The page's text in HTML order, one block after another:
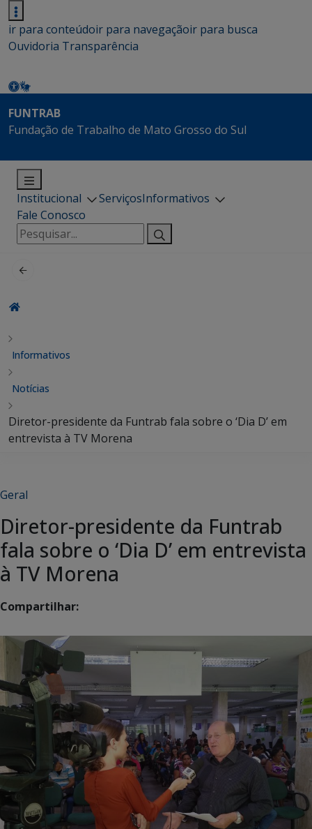
ir para conteúdoir para navegaçãoir para busca
Ouvidoria Transparência
FUNTRAB
Fundação de Trabalho de Mato Grosso do Sul
Institucional ServiçosInformativos
Fale Conosco
Pesquisar
por:
Informativos
Notícias
Diretor-presidente da Funtrab fala sobre o ‘Dia D’ em
entrevista à TV Morena
Geral
Diretor-presidente da Funtrab
fala sobre o ‘Dia D’ em entrevista
à TV Morena
Compartilhar: